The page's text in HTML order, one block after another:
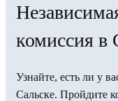
комиссия в
Узнайте, есть ли у
Сальске. Пройдите